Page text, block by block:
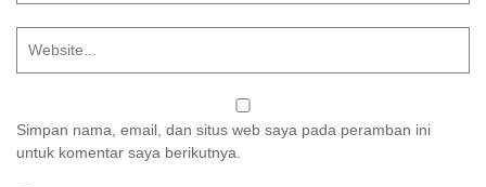
Simpan nama, email, dan situs web saya pada peramban ini
untuk komentar saya berikutnya.